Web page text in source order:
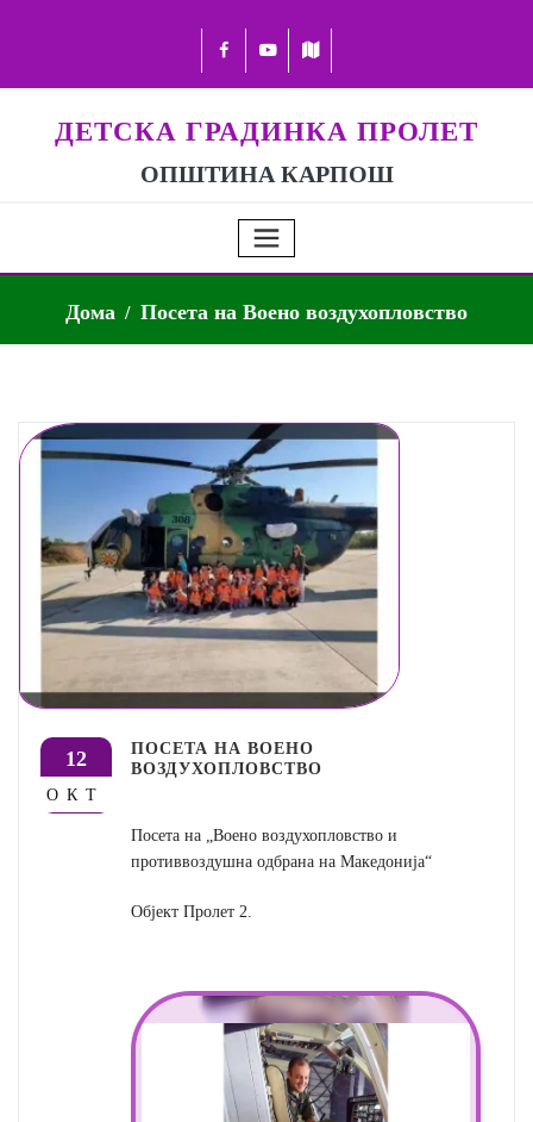
ДЕТСКА ГРАДИНКА ПРОЛЕТ
ОПШТИНА КАРПОШ
Дома Посета на Воено воздухопловство
12
ОКТ
ПОСЕТА НА ВОЕНО
ВОЗДУХОПЛОВСТВО
Посета на „Воено воздухопловство и
противвоздушна одбрана на Македонија“
Објект Пролет 2.